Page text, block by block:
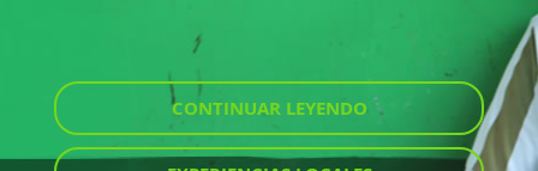
CONTINUAR LEYENDO